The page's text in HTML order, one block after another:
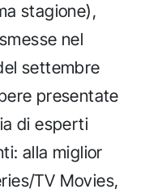
stagione),
nel
settembre
presentate
di esperti
alla miglior
TV Movies,